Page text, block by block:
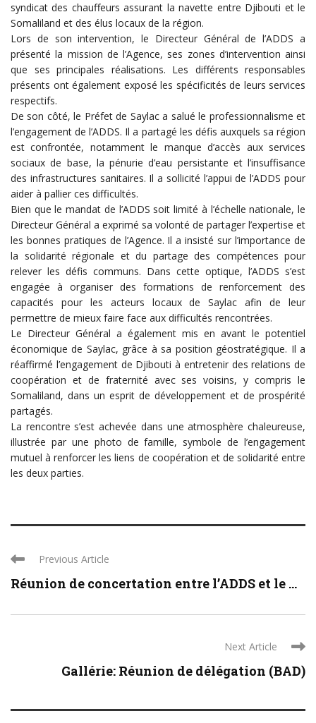
syndicat des chauffeurs assurant la navette entre Djibouti et le
Somaliland et des élus locaux de la région.
Lors de son intervention, le Directeur Général de l’ADDS a
présenté la mission de l’Agence, ses zones d’intervention ainsi
que ses principales réalisations. Les différents responsables
présents ont également exposé les spécificités de leurs services
respectifs.
De son côté, le Préfet de Saylac a salué le professionnalisme et
l’engagement de l’ADDS. Il a partagé les défis auxquels sa région
est confrontée, notamment le manque d’accès aux services
sociaux de base, la pénurie d’eau persistante et l’insuffisance
des infrastructures sanitaires. Il a sollicité l’appui de l’ADDS pour
aider à pallier ces difficultés.
Bien que le mandat de l’ADDS soit limité à l’échelle nationale, le
Directeur Général a exprimé sa volonté de partager l’expertise et
les bonnes pratiques de l’Agence. Il a insisté sur l’importance de
la solidarité régionale et du partage des compétences pour
relever les défis communs. Dans cette optique, l’ADDS s’est
engagée à organiser des formations de renforcement des
capacités pour les acteurs locaux de Saylac afin de leur
permettre de mieux faire face aux difficultés rencontrées.
Le Directeur Général a également mis en avant le potentiel
économique de Saylac, grâce à sa position géostratégique. Il a
réaffirmé l’engagement de Djibouti à entretenir des relations de
coopération et de fraternité avec ses voisins, y compris le
Somaliland, dans un esprit de développement et de prospérité
partagés.
La rencontre s’est achevée dans une atmosphère chaleureuse,
illustrée par une photo de famille, symbole de l’engagement
mutuel à renforcer les liens de coopération et de solidarité entre
les deux parties.
Previous Article
Réunion de concertation entre l’ADDS et le ...
Next Article
Gallérie: Réunion de délégation (BAD)